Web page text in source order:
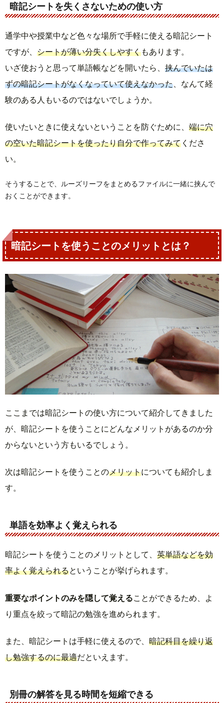
暗記シートを失くさないための使い方
通学中や授業中など色々な場所で手軽に使える暗記シート
ですが、 シートが薄い分失くしやすくもあります。
いざ使おうと思って単語帳などを開いたら、 挟んでいたは
ずの暗記シートがなくなっていて使えなかった 、なんて経
験のある人もいるのではないでしょうか。
使いたいときに使えないということを防ぐために、 端に穴
の空いた暗記シートを使ったり自分で作ってみて くださ
い。
そうすることで、ルーズリーフをまとめるファイルに一緒に挟んで
おくことができます。
暗記シートを使うことのメリットとは？
ここまでは暗記シートの使い方について紹介してきました
が、暗記シートを使うことにどんなメリットがあるのか分
からないという方もいるでしょう。
次は暗記シートを使うことのメリットについても紹介しま
す。
単語を効率よく覚えられる
暗記シートを使うことのメリットとして、 英単語などを効
率よく覚えられるということが挙げられます。
重要なポイントのみを隠して覚える ことができるため、よ
り重点を絞って暗記の勉強を進められます。
また、暗記シートは手軽に使えるので、 暗記科目を繰り返
し勉強するのに最適だといえます。
別冊の解答を見る時間を短縮できる